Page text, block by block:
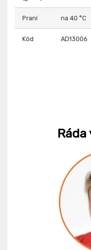
Praní na 40 °C
Kód AD13006